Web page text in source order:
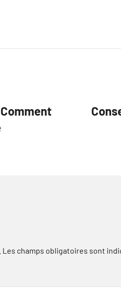
Les champs obligatoires sont